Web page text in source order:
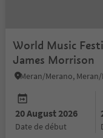
World Music
James Morrison
Meran/Merano,
20 August 2026
date de début